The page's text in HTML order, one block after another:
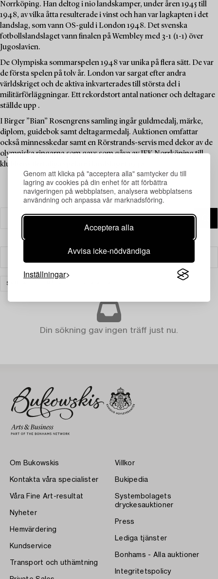
Genom att klicka på "acceptera alla" samtycker du till
lagring av cookies på din enhet för att förbättra
navigeringen på webbplatsen, analysera webbplatsens
användning och anpassa vår marknadsföring.
Acceptera alla
Avvisa icke-nödvändiga
Inställningar
Norrköping. Han deltog i nio landskamper, under åren 1945 till
1948, av vilka åtta resulterade i vinst och han var lagkapten i det
landslag, som vann OS-guld i London 1948. Det svenska
fotbollslandslaget vann finalen på Wembley med 3-1 (1-1) över
Jugoslavien.
De Olympiska sommarspelen 1948 var unika på flera sätt. De var
de första spelen på tolv år. London var sargat efter andra
världskriget och de aktiva inkvarterades till största del i
militärförläggningar. Ett rekordstort antal nationer och deltagare
ställde upp .
I Birger ”Bian” Rosengrens samling ingår guldmedalj, märke,
diplom, guidebok samt deltagarmedalj. Auktionen omfattar
också minnesskedar samt en Rörstrands-servis med dekor av de
olympiska ringarna som gavs som gåva av IFK Norrköping till
klubbens flertaliga spelare i landslaget 1948.
SAMLARFÖREMÅL
Din sökning gav ingen träff just nu.
Om Bukowskis
Kontakta våra specialister
Våra Fine Art-resultat
Nyheter
Hemvärdering
Kundservice
Transport och uthämtning
Villkor
Bukipedia
Systembolagets
dryckesauktioner
Press
Lediga tjänster
Bonhams - Alla auktioner
Integritetspolicy